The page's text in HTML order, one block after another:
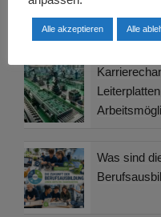
Was sind
Alle akzeptieren Alle